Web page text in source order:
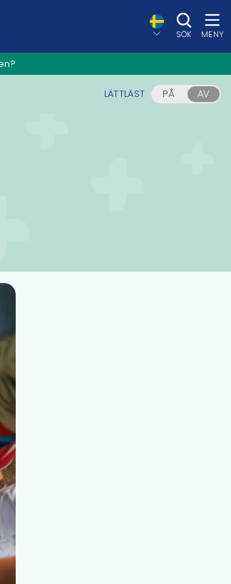
SÖK MENY
LÄTTLÄST PÅ AV